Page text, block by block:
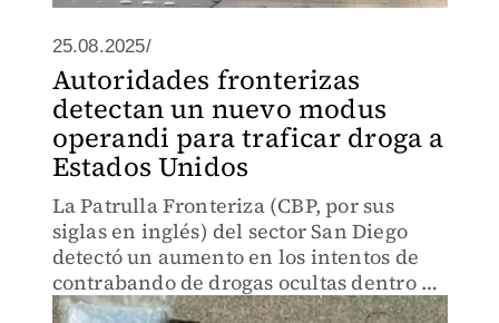
25.08.2025/
Autoridades fronterizas
detectan un nuevo modus
operandi para traficar droga a
Estados Unidos
La Patrulla Fronteriza (CBP, por sus
siglas en inglés) del sector San Diego
detectó un aumento en los intentos de
contrabando de drogas ocultas dentro de
baterías para automóviles.